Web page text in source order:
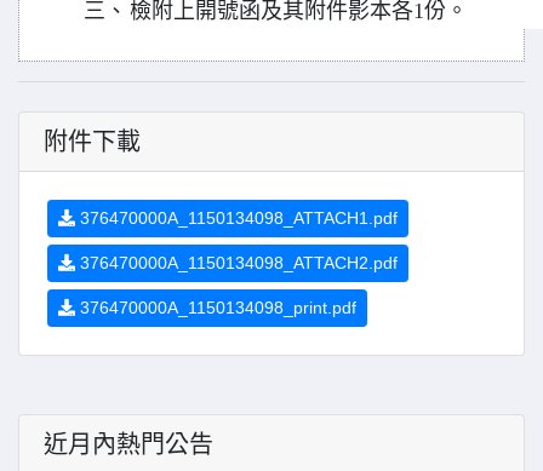
三、 檢附上開號函及其附件影本各1份。
附件下載
376470000A_1150134098_ATTACH1.pdf
376470000A_1150134098_ATTACH2.pdf
376470000A_1150134098_print.pdf
近月內熱門公告